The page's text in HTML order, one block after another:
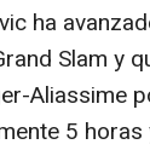
ha
Slam y
Aliassime
5